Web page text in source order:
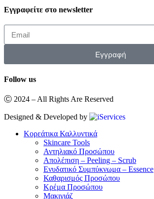
Εγγραφείτε στο newsletter
Εγγραφή
Follow us
Ⓒ 2024 – All Rights Are Reserved
Designed & Developed by
Κορεάτικα Καλλυντικά
Skincare Tools
Αντηλιακό Προσώπου
Απολέπιση – Peeling – Scrub
Ενυδατικό Συμπύκνωμα – Essence
Καθαρισμός Προσώπου
Κρέμα Προσώπου
Μακιγιάζ